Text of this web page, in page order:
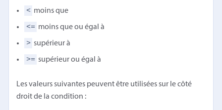
< moins que
<= moins que ou égal à
> supérieur à
>= supérieur ou égal à
Les valeurs suivantes peuvent être utilisées sur le côté
droit de la condition :